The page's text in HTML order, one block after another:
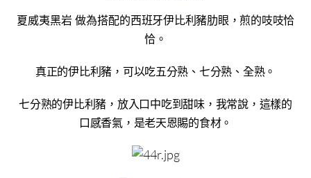
夏威夷黑岩 做為搭配的西班牙伊比利豬肋眼，煎的吱吱恰
恰。
真正的伊比利豬，可以吃五分熟、七分熟、全熟。
七分熟的伊比利豬，放入口中吃到甜味，我常說，這樣的
口感香氣，是老天恩賜的食材。